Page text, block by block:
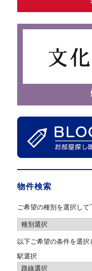
物件検索
ご希望の種別を選択して
以下ご希望の条件を選
駅選択